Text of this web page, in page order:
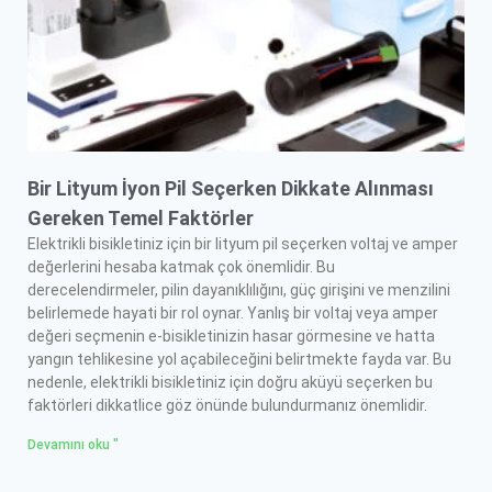
Bir Lityum İyon Pil Seçerken Dikkate Alınması
Gereken Temel Faktörler
Elektrikli bisikletiniz için bir lityum pil seçerken voltaj ve amper
değerlerini hesaba katmak çok önemlidir. Bu
derecelendirmeler, pilin dayanıklılığını, güç girişini ve menzilini
belirlemede hayati bir rol oynar. Yanlış bir voltaj veya amper
değeri seçmenin e-bisikletinizin hasar görmesine ve hatta
yangın tehlikesine yol açabileceğini belirtmekte fayda var. Bu
nedenle, elektrikli bisikletiniz için doğru aküyü seçerken bu
faktörleri dikkatlice göz önünde bulundurmanız önemlidir.
Devamını oku "